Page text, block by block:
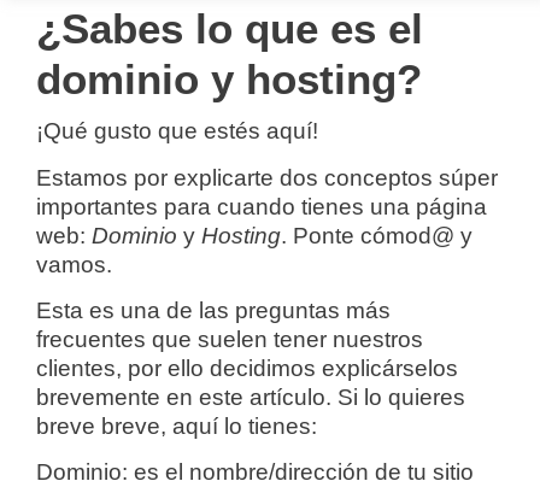
¿Sabes lo que es el
dominio y hosting?
¡Qué gusto que estés aquí!
Estamos por explicarte dos conceptos súper
importantes para cuando tienes una página
web: Dominio y Hosting. Ponte cómod@ y
vamos.
Esta es una de las preguntas más
frecuentes que suelen tener nuestros
clientes, por ello decidimos explicárselos
brevemente en este artículo. Si lo quieres
breve breve, aquí lo tienes:
Dominio: es el nombre/dirección de tu sitio